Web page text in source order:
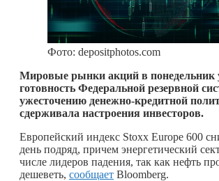
Фото: depositphotos.com
Мировые рынки акций в понедельник
готовность Федеральной резервной
ужесточению денежно-кредитной
сдерживала настроения инвесторов.
Европейский индекс Stoxx Europe 600
день подряд, причем энергетический
числе лидеров падения, так как нефть
дешеветь, сообщает Bloomberg.